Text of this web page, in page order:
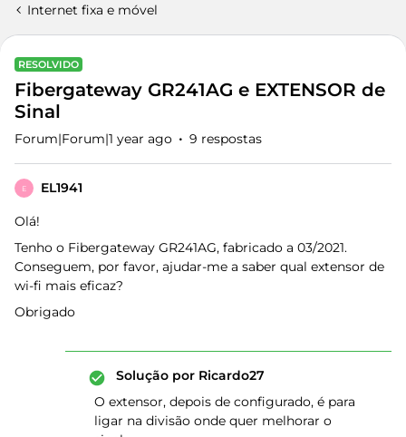
Internet fixa e móvel
RESOLVIDO
Fibergateway GR241AG e EXTENSOR de
Sinal
Forum|Forum|1 year ago 9 respostas
E EL1941
Olá!
Tenho o Fibergateway GR241AG, fabricado a 03/2021.
Conseguem, por favor, ajudar-me a saber qual extensor de
wi-fi mais eficaz?
Obrigado
Solução por Ricardo27
O extensor, depois de configurado, é para
ligar na divisão onde quer melhorar o